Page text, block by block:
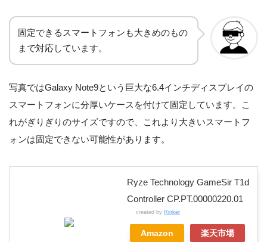
固定できるスマートフォンも大きめのもの
まで対応しています。
写真ではGalaxy Note9という巨大な6.4インチディスプレイの
スマートフォンに分厚いケースを付けて固定しています。こ
れがぎりぎりのサイズですので、これより大きいスマートフ
ォンは固定できない可能性があります。
Ryze Technology GameSir T1d
Controller CP.PT.00000220.01
created by Rinker
Amazon 楽天市場